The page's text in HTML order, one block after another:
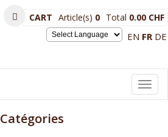
EN FR DE
CART Article(s) 0 Total 0.00 CHF
Catégories